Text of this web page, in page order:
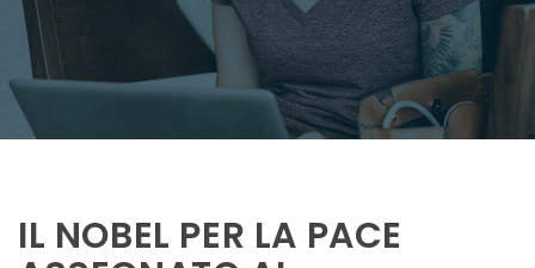
IL NOBEL PER LA PACE